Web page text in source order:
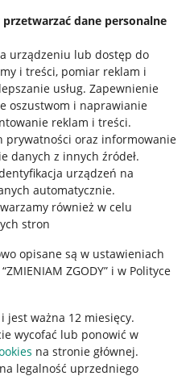
dane personalne
urządzeniu lub dostęp do
i treści, pomiar reklam i
usług. Zapewnienie
oszustwom i naprawianie
reklam i treści.
prywatności oraz informowanie
danych z innych źródeł.
urządzeń na
automatycznie.
również w celu
stron
opisane są w ustawieniach
ZGODY” i w Polityce
jest ważna 12 miesięcy.
wycofać lub ponowić w
na stronie głównej.
legalność uprzedniego
Cyfrowych